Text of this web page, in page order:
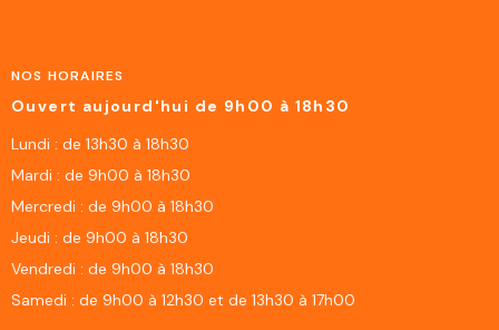
NOS HORAIRES
Ouvert aujourd'hui de 9h00 à 18h30
Lundi : de 13h30 à 18h30
Mardi : de 9h00 à 18h30
Mercredi : de 9h00 à 18h30
Jeudi : de 9h00 à 18h30
Vendredi : de 9h00 à 18h30
Samedi : de 9h00 à 12h30 et de 13h30 à 17h00